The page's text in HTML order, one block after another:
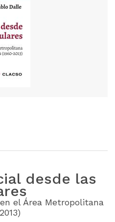
desde las
el Área Metropolitana